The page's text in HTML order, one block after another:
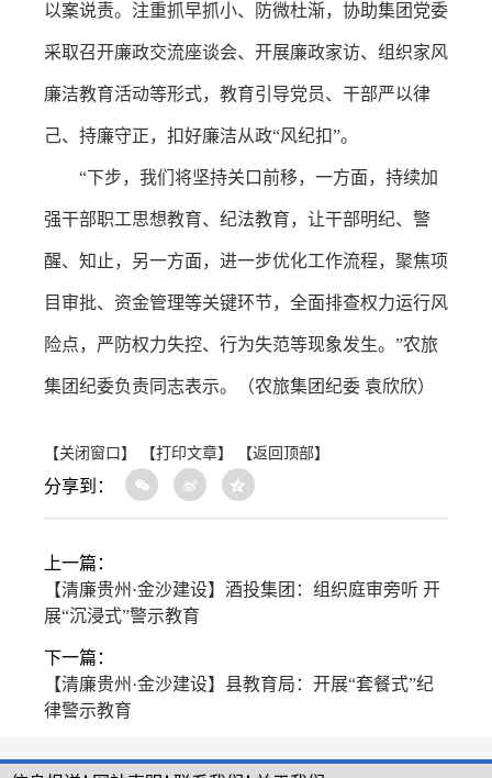
以案说责。注重抓早抓小、防微杜渐，协助集团党委
采取召开廉政交流座谈会、开展廉政家访、组织家风
廉洁教育活动等形式，教育引导党员、干部严以律
己、持廉守正，扣好廉洁从政“风纪扣”。
“下步，我们将坚持关口前移，一方面，持续加
强干部职工思想教育、纪法教育，让干部明纪、警
醒、知止，另一方面，进一步优化工作流程，聚焦项
目审批、资金管理等关键环节，全面排查权力运行风
险点，严防权力失控、行为失范等现象发生。”农旅
集团纪委负责同志表示。（农旅集团纪委 袁欣欣）
【关闭窗口】 【打印文章】 【返回顶部】
分享到：
上一篇：
【清廉贵州·金沙建设】酒投集团：组织庭审旁听 开
展“沉浸式”警示教育
下一篇：
【清廉贵州·金沙建设】县教育局：开展“套餐式”纪
律警示教育